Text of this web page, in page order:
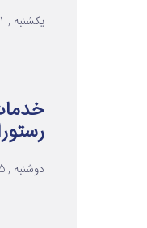
یکشنبه , 11 آبان 1404
دوشنبه , 05 آبان 1404